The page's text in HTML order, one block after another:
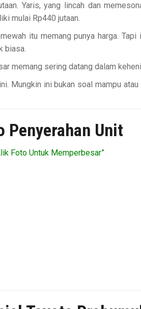
Yaris, yang lincah dan
mulai Rp440 jutaan.
itu memang punya harga.
biasa.
memang sering datang dalam
Mungkin ini bukan soal mampu
Penyerahan Unit
Foto Untuk Memperbesar”